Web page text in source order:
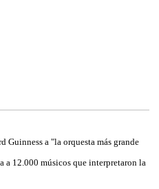
Guinness a "la orquesta más grande
a 12.000 músicos que interpretaron la